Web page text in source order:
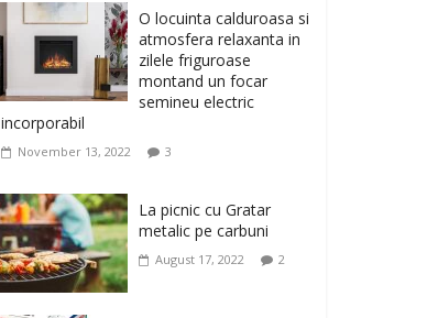
musculatura pentru un
corp sanatos si
armonios dezvoltat, cu
Flexor Fitness-dispozitiv
pentru tonifiere muschi
February 10, 2026
Ivatherm pentru o piele
neteda si elastica.
February 6, 2026
O locuinta calduroasa si
atmosfera relaxanta in
zilele friguroase
montand un focar
semineu electric
incorporabil
November 13, 2022 3
La picnic cu Gratar
metalic pe carbuni
August 17, 2022 2